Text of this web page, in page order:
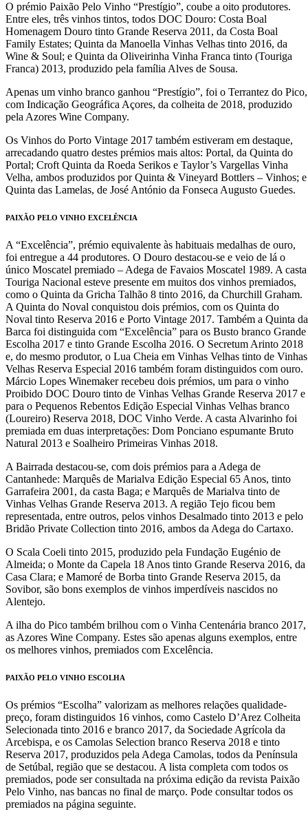
O prémio Paixão Pelo Vinho “Prestígio”, coube a oito produtores.
Entre eles, três vinhos tintos, todos DOC Douro: Costa Boal
Homenagem Douro tinto Grande Reserva 2011, da Costa Boal
Family Estates; Quinta da Manoella Vinhas Velhas tinto 2016, da
Wine & Soul; e Quinta da Oliveirinha Vinha Franca tinto (Touriga
Franca) 2013, produzido pela família Alves de Sousa.
Apenas um vinho branco ganhou “Prestígio”, foi o Terrantez do Pico,
com Indicação Geográfica Açores, da colheita de 2018, produzido
pela Azores Wine Company.
Os Vinhos do Porto Vintage 2017 também estiveram em destaque,
arrecadando quatro destes prémios mais altos: Portal, da Quinta do
Portal; Croft Quinta da Roeda Serikos e Taylor’s Vargellas Vinha
Velha, ambos produzidos por Quinta & Vineyard Bottlers – Vinhos; e
Quinta das Lamelas, de José António da Fonseca Augusto Guedes.
PAIXÃO PELO VINHO EXCELÊNCIA
A “Excelência”, prémio equivalente às habituais medalhas de ouro,
foi entregue a 44 produtores. O Douro destacou-se e veio de lá o
único Moscatel premiado – Adega de Favaios Moscatel 1989. A casta
Touriga Nacional esteve presente em muitos dos vinhos premiados,
como o Quinta da Gricha Talhão 8 tinto 2016, da Churchill Graham.
A Quinta do Noval conquistou dois prémios, com os Quinta do
Noval tinto Reserva 2016 e Porto Vintage 2017. Também a Quinta da
Barca foi distinguida com “Excelência” para os Busto branco Grande
Escolha 2017 e tinto Grande Escolha 2016. O Secretum Arinto 2018
e, do mesmo produtor, o Lua Cheia em Vinhas Velhas tinto de Vinhas
Velhas Reserva Especial 2016 também foram distinguidos com ouro.
Márcio Lopes Winemaker recebeu dois prémios, um para o vinho
Proibido DOC Douro tinto de Vinhas Velhas Grande Reserva 2017 e
para o Pequenos Rebentos Edição Especial Vinhas Velhas branco
(Loureiro) Reserva 2018, DOC Vinho Verde. A casta Alvarinho foi
premiada em duas interpretações: Dom Ponciano espumante Bruto
Natural 2013 e Soalheiro Primeiras Vinhas 2018.
A Bairrada destacou-se, com dois prémios para a Adega de
Cantanhede: Marquês de Marialva Edição Especial 65 Anos, tinto
Garrafeira 2001, da casta Baga; e Marquês de Marialva tinto de
Vinhas Velhas Grande Reserva 2013. A região Tejo ficou bem
representada, entre outros, pelos vinhos Desalmado tinto 2013 e pelo
Bridão Private Collection tinto 2016, ambos da Adega do Cartaxo.
O Scala Coeli tinto 2015, produzido pela Fundação Eugénio de
Almeida; o Monte da Capela 18 Anos tinto Grande Reserva 2016, da
Casa Clara; e Mamoré de Borba tinto Grande Reserva 2015, da
Sovibor, são bons exemplos de vinhos imperdíveis nascidos no
Alentejo.
A ilha do Pico também brilhou com o Vinha Centenária branco 2017,
as Azores Wine Company. Estes são apenas alguns exemplos, entre
os melhores vinhos, premiados com Excelência.
PAIXÃO PELO VINHO ESCOLHA
Os prémios “Escolha” valorizam as melhores relações qualidade-
preço, foram distinguidos 16 vinhos, como Castelo D’Arez Colheita
Selecionada tinto 2016 e branco 2017, da Sociedade Agrícola da
Arcebispa, e os Camolas Selection branco Reserva 2018 e tinto
Reserva 2017, produzidos pela Adega Camolas, todos da Península
de Setúbal, região que se destacou. A lista completa com todos os
premiados, pode ser consultada na próxima edição da revista Paixão
Pelo Vinho, nas bancas no final de março. Pode consultar todos os
premiados na página seguinte.